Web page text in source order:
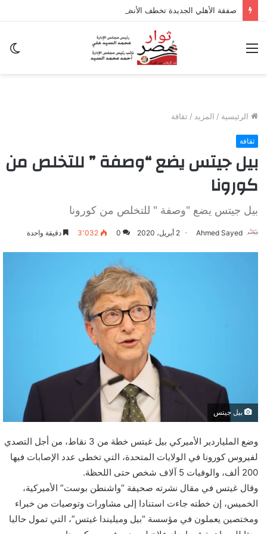
القائمة
الرئيسية / المزيد / ثقافة
ثقافة
بيل جيتس يضع “وصفة ” للتخلص من
كورونا
بيل جيتس يضع "وصفة " للتخلص من كورونا
Ahmed Sayed 2 أبريل، 2020 0 3٬032 دقيقة واحدة
بيل جيتس
وضع الملياردير الأميركي بيل غيتس خطة من 3 نقاط، من أجل التصدي
لفيروس كورونا في الولايات المتحدة، التي تخطى عدد الإصابات فيها
200 ألف، والوفيات 5 آلاف شخص حتى اللحظة.
وقال غيتس في مقال نشرته صحيفة “واشنطن بوست” الأميركية،
الخميس، إن خطته جاءت استنادا إلى مشاورات وتوصيات من خبراء
ومختصين يعملون في مؤسسة “بيل وميليندا غيتس”، التي تمول حاليا